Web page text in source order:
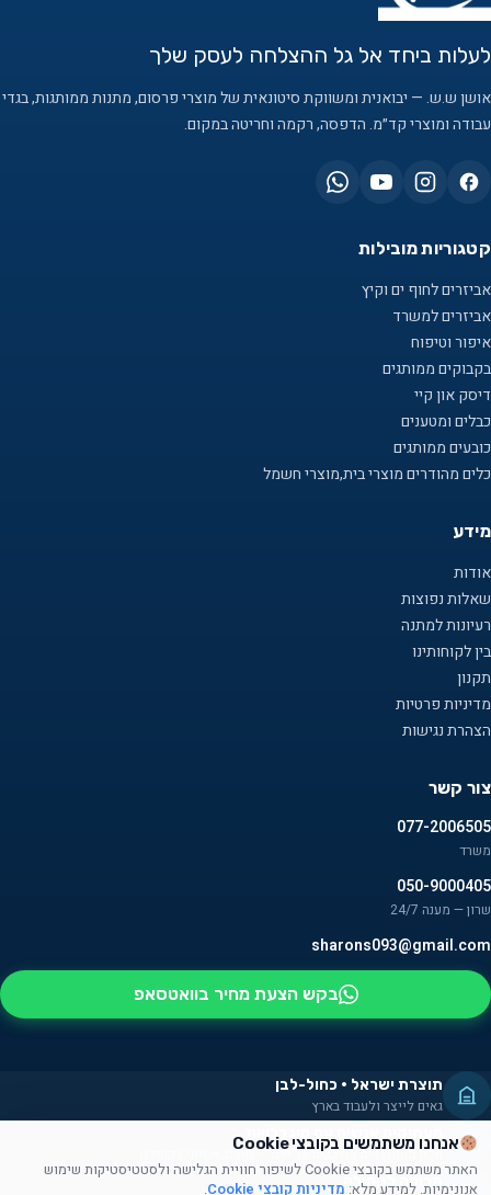
לעלות ביחד אל גל ההצלחה לעסק שלך
אושן ש.ש. — יבואנית ומשווקת סיטונאית של מוצרי פרסום, מתנות ממותגות, בגדי
עבודה ומוצרי קד״מ. הדפסה, רקמה וחריטה במקום.
קטגוריות מובילות
אביזרים לחוף ים וקיץ
אביזרים למשרד
איפור וטיפוח
בקבוקים ממותגים
דיסק און קיי
כבלים ומטענים
כובעים ממותגים
כלים מהודרים מוצרי בית,מוצרי חשמל
מידע
אודות
שאלות נפוצות
רעיונות למתנה
בין לקוחותינו
תקנון
מדיניות פרטיות
הצהרת נגישות
צור קשר
077-2006505
משרד
050-9000405
שרון — מענה 24/7
sharons093@gmail.com
בקש הצעת מחיר בוואטסאפ
תוצרת ישראל · כחול-לבן
גאים לייצר ולעבוד בארץ
מעסיקים אנשים עם מוגבלויות
חלק מהמוצרים מורכבים על ידם — שילוב אמיתי בקהילה
תרומה לקהילה
אנחנו משתמשים בקובצי Cookie
האתר משתמש בקובצי Cookie לשיפור חוויית הגלישה ולסטטיסטיקות שימוש
אנונימיות. למידע מלא: מדיניות קובצי Cookie .